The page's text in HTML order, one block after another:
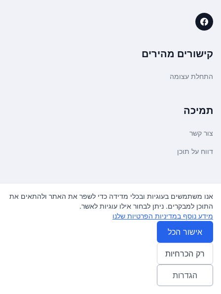
קישורים מהירים
התחלת עצומה
תמיכה
צור קשר
דווח על תוכן
משפטי ועדכונים
מדיניות פרטיות
תנאי שימוש
© 2026 עצומה. כל הזכויות שמורות.
אנו משתמשים בעוגיות ובכלי מדידה כדי לשפר את האתר ולהתאים את
התוכן למבקרים. ניתן לבחור אילו עוגיות לאשר.
מידע נוסף במדיניות הפרטיות שלנו
אישור הכל
רק הכרחיות
הגדרות